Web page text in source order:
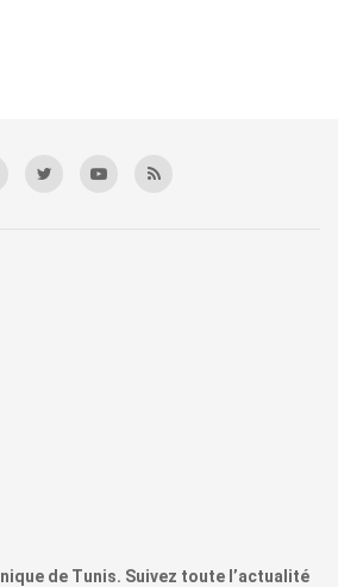
de Tunis. Suivez toute l’actualité